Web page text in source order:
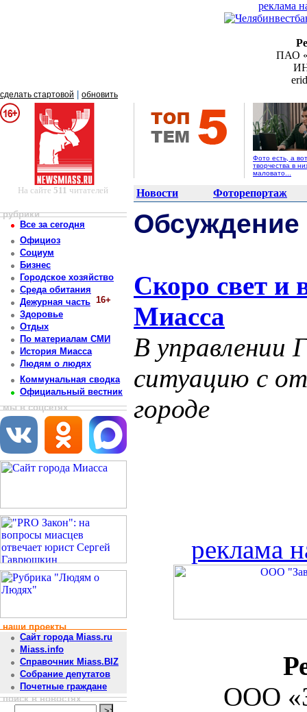
реклама
ПАО
сделать стартовой обновить
Фото есть, а вот
творчества в
маловато...
На сайте 511 читателей Новости Фоторепортаж
рубрики
Все за сегодня
Официоз
Социум
Бизнес
Городское хозяйство
Среда обитания
Дежурная часть 16+
Здоровье
Отдых
По материалам СМИ
История Миасса
Людям о людях
Коммунальная сводка
Официальный вестник
мы в соцсетях
наши проекты
Сайт города Miass.ru
Miass.info
Справочник Miass.BIZ
Собрание депутатов
Почетные граждане
поиск в новостях
Скоро свет и
Миасса
В управлении
ситуацию с
городе
реклама
ООО